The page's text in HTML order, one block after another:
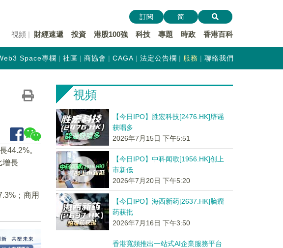
視頻 財經速遞 投資 港股100強 科技 專題 時政 香港百科
訂閱 简
Space專欄 社區 商協會 CAGA 法定公告欄 服務 聯絡我們
44.2%。
增長
；商用
視頻
【今日IPO】胜宏科技[2476.HK]辟谣
获唱多
2026年7月15日 下午5:51
【今日IPO】中科闻歌[1956.HK]创上
市新低
2026年7月20日 下午5:20
【今日IPO】海西新药[2637.HK]脑瘤
药获批
2026年7月16日 下午3:50
香港寬頻推出一站式AI企業服務平台